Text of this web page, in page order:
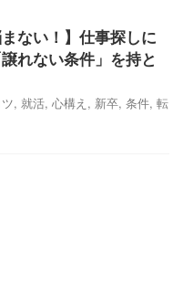
まない！】仕事探しに
れない条件」を持と
, 就活, 心構え , 新卒, 条件, 転